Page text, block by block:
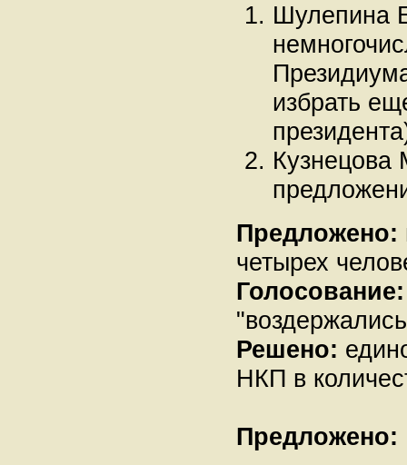
Шулепина
избрать
Кузнецова
Предложено:
четырех
Голосование:
Решено:
НКП в
Предложено: